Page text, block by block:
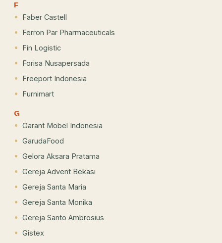
F
Faber Castell
Ferron Par Pharmaceuticals
Fin Logistic
Forisa Nusapersada
Freeport Indonesia
Furnimart
G
Garant Mobel Indonesia
GarudaFood
Gelora Aksara Pratama
Gereja Advent Bekasi
Gereja Santa Maria
Gereja Santa Monika
Gereja Santo Ambrosius
Gistex